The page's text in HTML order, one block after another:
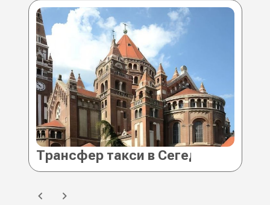
Трансфер такси в Сегед (Венгрия)